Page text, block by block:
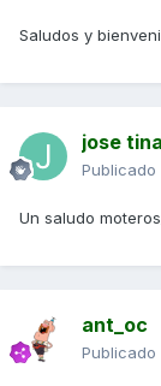
Saludos y
jose tina
Publicado
Un saludo moteros_
ant_oc
Publicado